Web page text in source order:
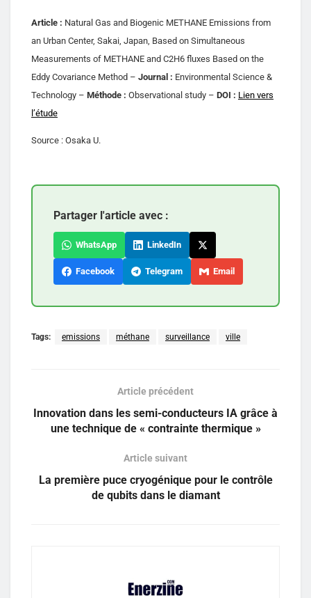
Article : Natural Gas and Biogenic METHANE Emissions from
an Urban Center, Sakai, Japan, Based on Simultaneous
Measurements of METHANE and C2H6 fluxes Based on the
Eddy Covariance Method – Journal : Environmental Science &
Technology – Méthode : Observational study – DOI : Lien vers
l’étude
Source : Osaka U.
Partager l'article avec :
WhatsApp LinkedIn
Facebook Telegram Email
Tags: emissions méthane surveillance ville
Article précédent
Innovation dans les semi-conducteurs IA grâce à
une technique de « contrainte thermique »
Article suivant
La première puce cryogénique pour le contrôle
de qubits dans le diamant